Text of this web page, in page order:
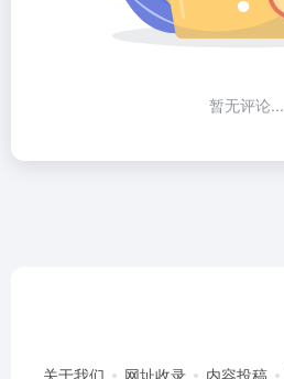
暂无评论...
关于我们 网址收录 内容投稿